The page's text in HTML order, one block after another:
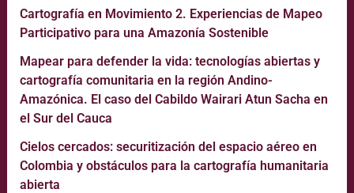
Cartografía en Movimiento 2. Experiencias de Mapeo
Participativo para una Amazonía Sostenible
Mapear para defender la vida: tecnologías abiertas y
cartografía comunitaria en la región Andino-
Amazónica. El caso del Cabildo Wairari Atun Sacha en
el Sur del Cauca
Cielos cercados: securitización del espacio aéreo en
Colombia y obstáculos para la cartografía humanitaria
abierta